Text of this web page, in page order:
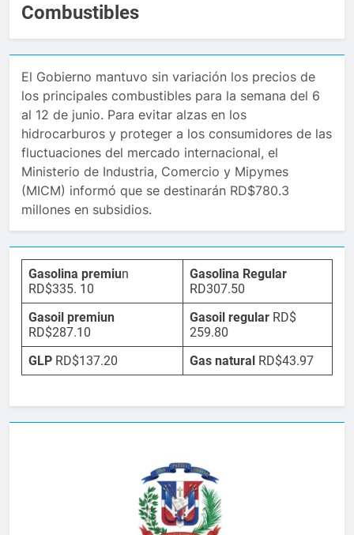
Combustibles
El Gobierno mantuvo sin variación los precios de
los principales combustibles para la semana del 6
al 12 de junio. Para evitar alzas en los
hidrocarburos y proteger a los consumidores de las
fluctuaciones del mercado internacional, el
Ministerio de Industria, Comercio y Mipymes
(MICM) informó que se destinarán RD$780.3
millones en subsidios.
Gasolina premiun
RD$335. 10
Gasolina Regular
RD307.50
Gasoil premiun
RD$287.10
Gasoil regular RD$
259.80
GLP RD$137.20 Gas natural RD$43.97